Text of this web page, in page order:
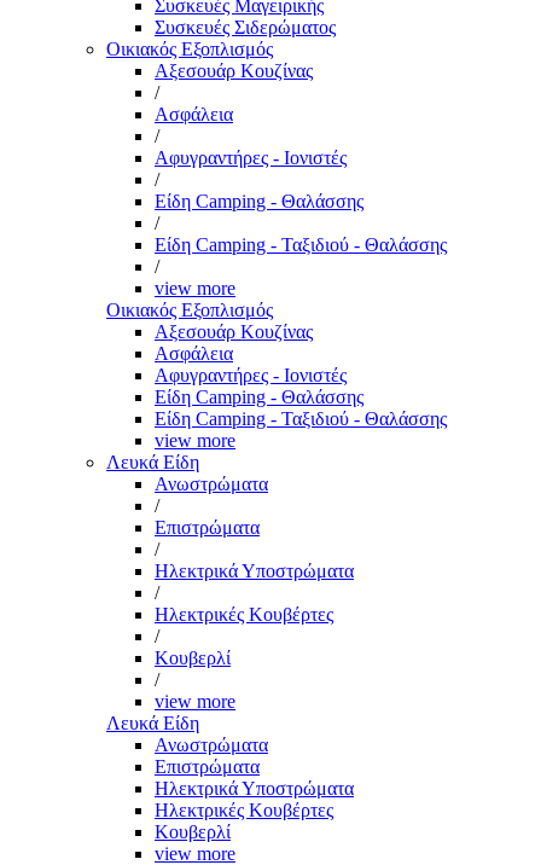
Συσκευές Μαγειρικής
Συσκευές Σιδερώματος
Οικιακός Εξοπλισμός
Αξεσουάρ Κουζίνας
/
Ασφάλεια
/
Αφυγραντήρες - Ιονιστές
/
Είδη Camping - Θαλάσσης
/
Είδη Camping - Ταξιδιού - Θαλάσσης
/
view more
Οικιακός Εξοπλισμός
Αξεσουάρ Κουζίνας
Ασφάλεια
Αφυγραντήρες - Ιονιστές
Είδη Camping - Θαλάσσης
Είδη Camping - Ταξιδιού - Θαλάσσης
view more
Λευκά Είδη
Ανωστρώματα
/
Επιστρώματα
/
Ηλεκτρικά Υποστρώματα
/
Ηλεκτρικές Κουβέρτες
/
Κουβερλί
/
view more
Λευκά Είδη
Ανωστρώματα
Επιστρώματα
Ηλεκτρικά Υποστρώματα
Ηλεκτρικές Κουβέρτες
Κουβερλί
view more